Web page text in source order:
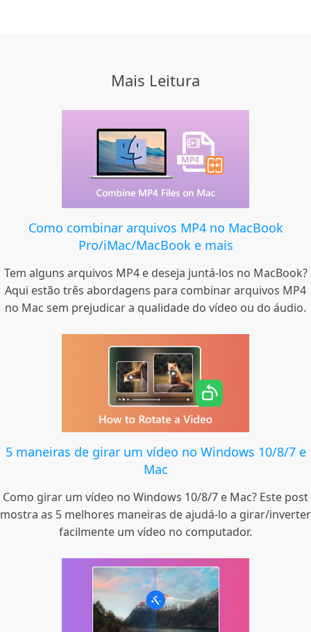
Mais Leitura
Como combinar arquivos MP4 no MacBook
Pro/iMac/MacBook e mais
Tem alguns arquivos MP4 e deseja juntá-los no MacBook?
Aqui estão três abordagens para combinar arquivos MP4
no Mac sem prejudicar a qualidade do vídeo ou do áudio.
5 maneiras de girar um vídeo no Windows 10/8/7 e
Mac
Como girar um vídeo no Windows 10/8/7 e Mac? Este post
mostra as 5 melhores maneiras de ajudá-lo a girar/inverter
facilmente um vídeo no computador.